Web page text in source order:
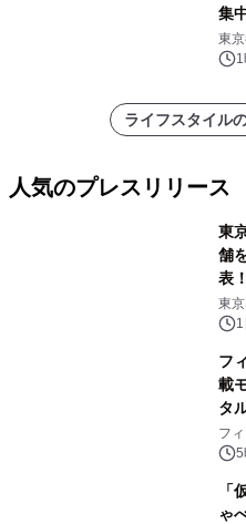
集
東
1
ライフスタイル
人気のプレスリリース
東
舗
表！
東
1
フ
載
タ
約
ジ
フ
5
「
ゃ